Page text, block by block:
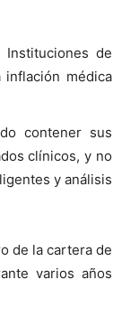
Instituciones de
inflación médica
contener sus
clínicos, y no
y análisis
de la cartera de
varios años